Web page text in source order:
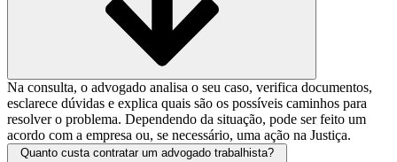
Na consulta, o advogado analisa o seu caso, verifica documentos,
esclarece dúvidas e explica quais são os possíveis caminhos para
resolver o problema. Dependendo da situação, pode ser feito um
acordo com a empresa ou, se necessário, uma ação na Justiça.
Quanto custa contratar um advogado trabalhista?